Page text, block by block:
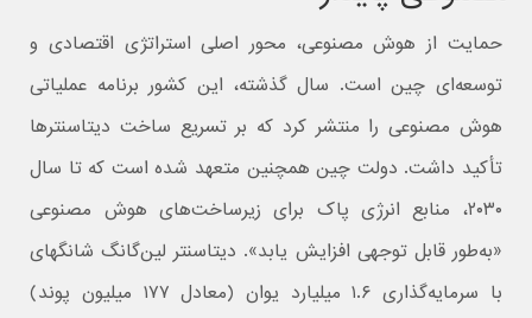
حمایت از هوش مصنوعی، محور اصلی استراتژی اقتصادی و
توسعه‌ای چین است. سال گذشته، این کشور برنامه عملیاتی
هوش مصنوعی را منتشر کرد که بر تسریع ساخت دیتاسنترها
تأکید داشت. دولت چین همچنین متعهد شده است که تا سال
۲۰۳۰، منابع انرژی پاک برای زیرساخت‌های هوش مصنوعی
«به‌طور قابل توجهی افزایش یابد». دیتاسنتر لین‌گانگ شانگهای
با سرمایه‌گذاری ۱.۶ میلیارد یوان (معادل ۱۷۷ میلیون پوند)